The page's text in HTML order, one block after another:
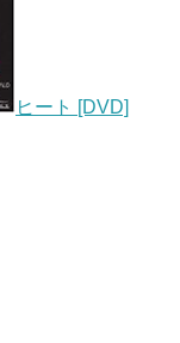
ヒート [DVD]